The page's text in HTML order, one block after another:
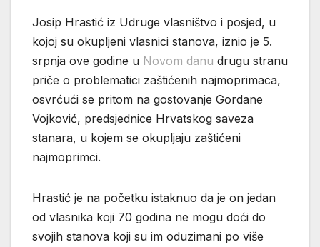
Josip Hrastić iz Udruge vlasništvo i posjed, u
kojoj su okupljeni vlasnici stanova, iznio je 5.
srpnja ove godine u Novom danu drugu stranu
priče o problematici zaštićenih najmoprimaca,
osvrćući se pritom na gostovanje Gordane
Vojković, predsjednice Hrvatskog saveza
stanara, u kojem se okupljaju zaštićeni
najmoprimci.
Hrastić je na početku istaknuo da je on jedan
od vlasnika koji 70 godina ne mogu doći do
svojih stanova koji su im oduzimani po više